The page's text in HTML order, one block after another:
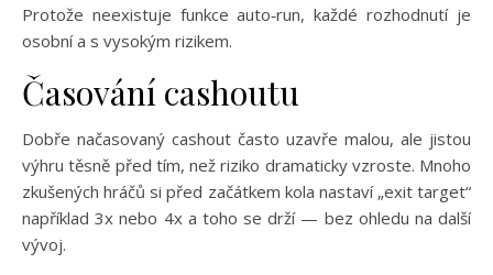
Protože neexistuje funkce auto‑run, každé rozhodnutí je
osobní a s vysokým rizikem.
Časování cashoutu
Dobře načasovaný cashout často uzavře malou, ale jistou
výhru těsně před tím, než riziko dramaticky vzroste. Mnoho
zkušených hráčů si před začátkem kola nastaví „exit target“
například 3x nebo 4x a toho se drží — bez ohledu na další
vývoj.